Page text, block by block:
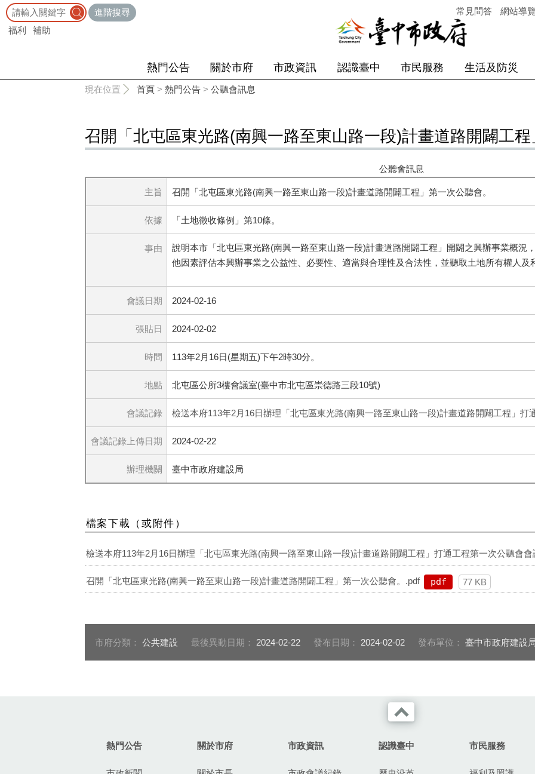
進階搜尋
福利
補助
常見問答 網站導
熱門公告 關於市府 市政資訊 認識臺中 市民服務 生活及防災
現在位置 首頁 > 熱門公告 > 公聽會訊息
召開「北屯區東光路(南興一路至東山路一段)計畫道路開闢工
公聽會訊息
主旨 召開「北屯區東光路(南興一路至東山路一段)計畫道路開闢工程」第一次公聽會。
依據 「土地徵收條例」第10條。
事由
說明本市「北屯區東光路(南興一路至東山路一段)計畫道路開闢工程」開闢之興辦事業概況
他因素評估本興辦事業之公益性、必要性、適當與合理性及合法性，並聽取土地所有權人及
會議日期 2024-02-16
張貼日 2024-02-02
時間 113年2月16日(星期五)下午2時30分。
地點 北屯區公所3樓會議室(臺中市北屯區崇德路三段10號)
會議記錄 檢送本府113年2月16日辦理「北屯區東光路(南興一路至東山路一段)計畫道路開闢工程」打
會議記錄上傳日期 2024-02-22
辦理機關 臺中市政府建設局
檔案下載（或附件）
檢送本府113年2月16日辦理「北屯區東光路(南興一路至東山路一段)計畫道路開闢工程」打通工程第一次公聽會
召開「北屯區東光路(南興一路至東山路一段)計畫道路開闢工程」第一次公聽會。.pdf pdf 77 KB
市府分類： 公共建設 最後異動日期： 2024-02-22 發布日期： 2024-02-02 發布單位： 臺中市政府建設
熱門公告 關於市府 市政資訊 認識臺中 市民服務